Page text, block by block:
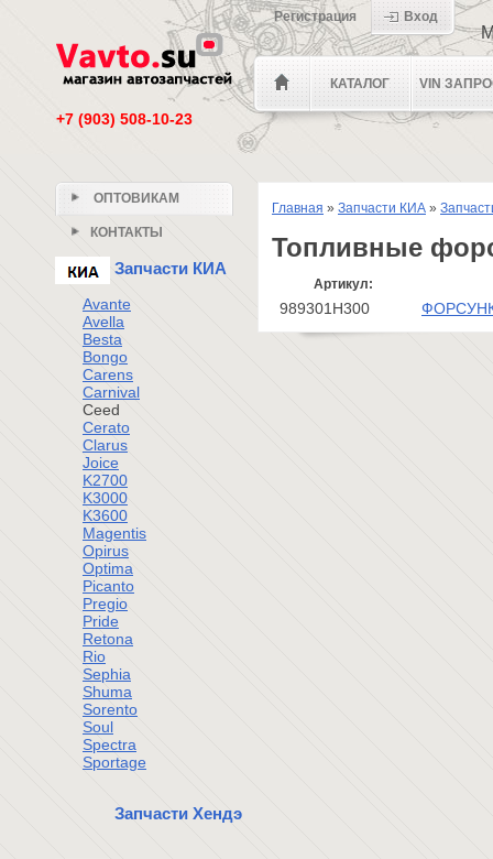
+7 (903) 508-10-23
КАТАЛОГ VIN
Регистрация Вход
Главная » Запчасти КИА »
Топливные
Артикул:
989301H300
ОПТОВИКАМ
КОНТАКТЫ
Запчасти КИА
Avante
Avella
Besta
Bongo
Carens
Carnival
Ceed
Cerato
Clarus
Joice
K2700
K3000
K3600
Magentis
Opirus
Optima
Picanto
Pregio
Pride
Retona
Rio
Sephia
Shuma
Sorento
Soul
Spectra
Sportage
Запчасти Хендэ